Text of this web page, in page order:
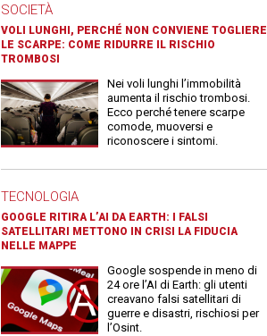
SOCIETÀ
VOLI LUNGHI, PERCHÉ NON CONVIENE TOGLIERE
LE SCARPE: COME RIDURRE IL RISCHIO
TROMBOSI
Nei voli lunghi l’immobilità
aumenta il rischio trombosi.
Ecco perché tenere scarpe
comode, muoversi e
riconoscere i sintomi.
TECNOLOGIA
GOOGLE RITIRA L’AI DA EARTH: I FALSI
SATELLITARI METTONO IN CRISI LA FIDUCIA
NELLE MAPPE
Google sospende in meno di
24 ore l’AI di Earth: gli utenti
creavano falsi satellitari di
guerre e disastri, rischiosi per
l’Osint.